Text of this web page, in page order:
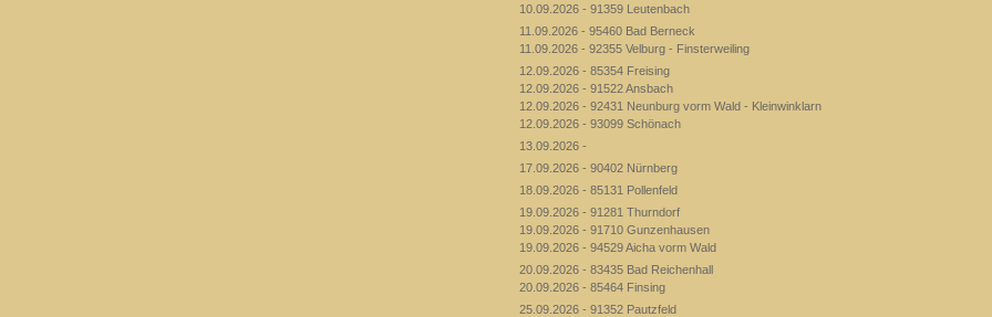
10.09.2026 - 91359 Leutenbach
11.09.2026 - 95460 Bad Berneck
11.09.2026 - 92355 Velburg - Finsterweiling
12.09.2026 - 85354 Freising
12.09.2026 - 91522 Ansbach
12.09.2026 - 92431 Neunburg vorm Wald - Kleinwinklarn
12.09.2026 - 93099 Schönach
13.09.2026 -
17.09.2026 - 90402 Nürnberg
18.09.2026 - 85131 Pollenfeld
19.09.2026 - 91281 Thurndorf
19.09.2026 - 91710 Gunzenhausen
19.09.2026 - 94529 Aicha vorm Wald
20.09.2026 - 83435 Bad Reichenhall
20.09.2026 - 85464 Finsing
25.09.2026 - 91352 Pautzfeld